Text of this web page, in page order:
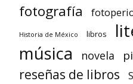
fotografía
Historia de México libros
música novela
reseñas de libros